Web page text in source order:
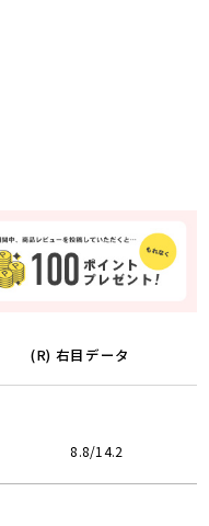
(R) 右目データ
8.8/14.2